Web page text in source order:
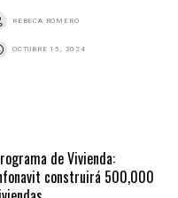
REBECA ROMERO
OCTUBRE 15, 2024
de Vivienda:
construirá 500,000